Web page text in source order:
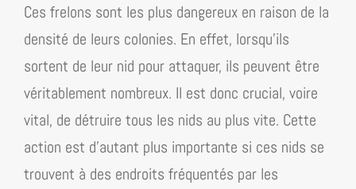
Ces frelons sont les plus dangereux en raison de la
densité de leurs colonies. En effet, lorsqu’ils
sortent de leur nid pour attaquer, ils peuvent être
véritablement nombreux. Il est donc crucial, voire
vital, de détruire tous les nids au plus vite. Cette
action est d’autant plus importante si ces nids se
trouvent à des endroits fréquentés par les